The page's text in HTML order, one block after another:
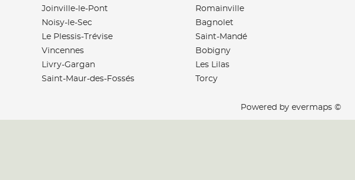
Joinville-le-Pont
Noisy-le-Sec
Le Plessis-Trévise
Vincennes
Livry-Gargan
Saint-Maur-des-Fossés
Romainville
Bagnolet
Saint-Mandé
Bobigny
Les Lilas
Torcy
Powered by evermaps ©